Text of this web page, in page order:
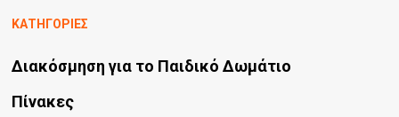
ΚΑΤΗΓΟΡΙΕΣ
Διακόσμηση για το Παιδικό Δωμάτιο
Πίνακες